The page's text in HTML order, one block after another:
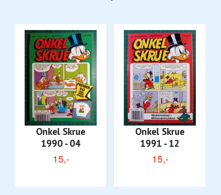
Onkel Skrue
1990 - 04
15,-
Onkel Skrue
1991 - 12
15,-